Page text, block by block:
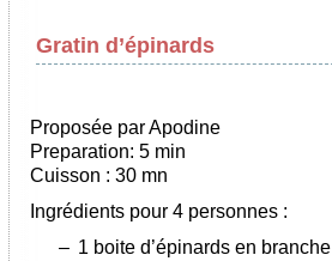
Gratin d’épinards
Proposée par Apodine
Preparation: 5 min
Cuisson : 30 mn
Ingrédients pour 4 personnes :
– 1 boite d’épinards en branche